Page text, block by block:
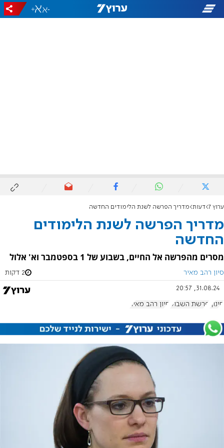
-
+
ערוץ 7 דעות מדריך הפרשה לשנת הלימודים החדשה
מדריך הפרשה לשנת הלימודים
החדשה
מסרים מהפרשה אל החיים, בשבוע של 1 בספטמבר וא' אלול
סיון רהב מאיר 2 דקות
31.08.24, 20:57
חינוך פרשת השבוע סיון רהב מאיר